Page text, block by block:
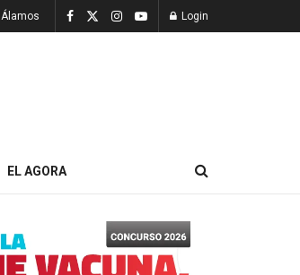
Álamos Login
EL AGORA